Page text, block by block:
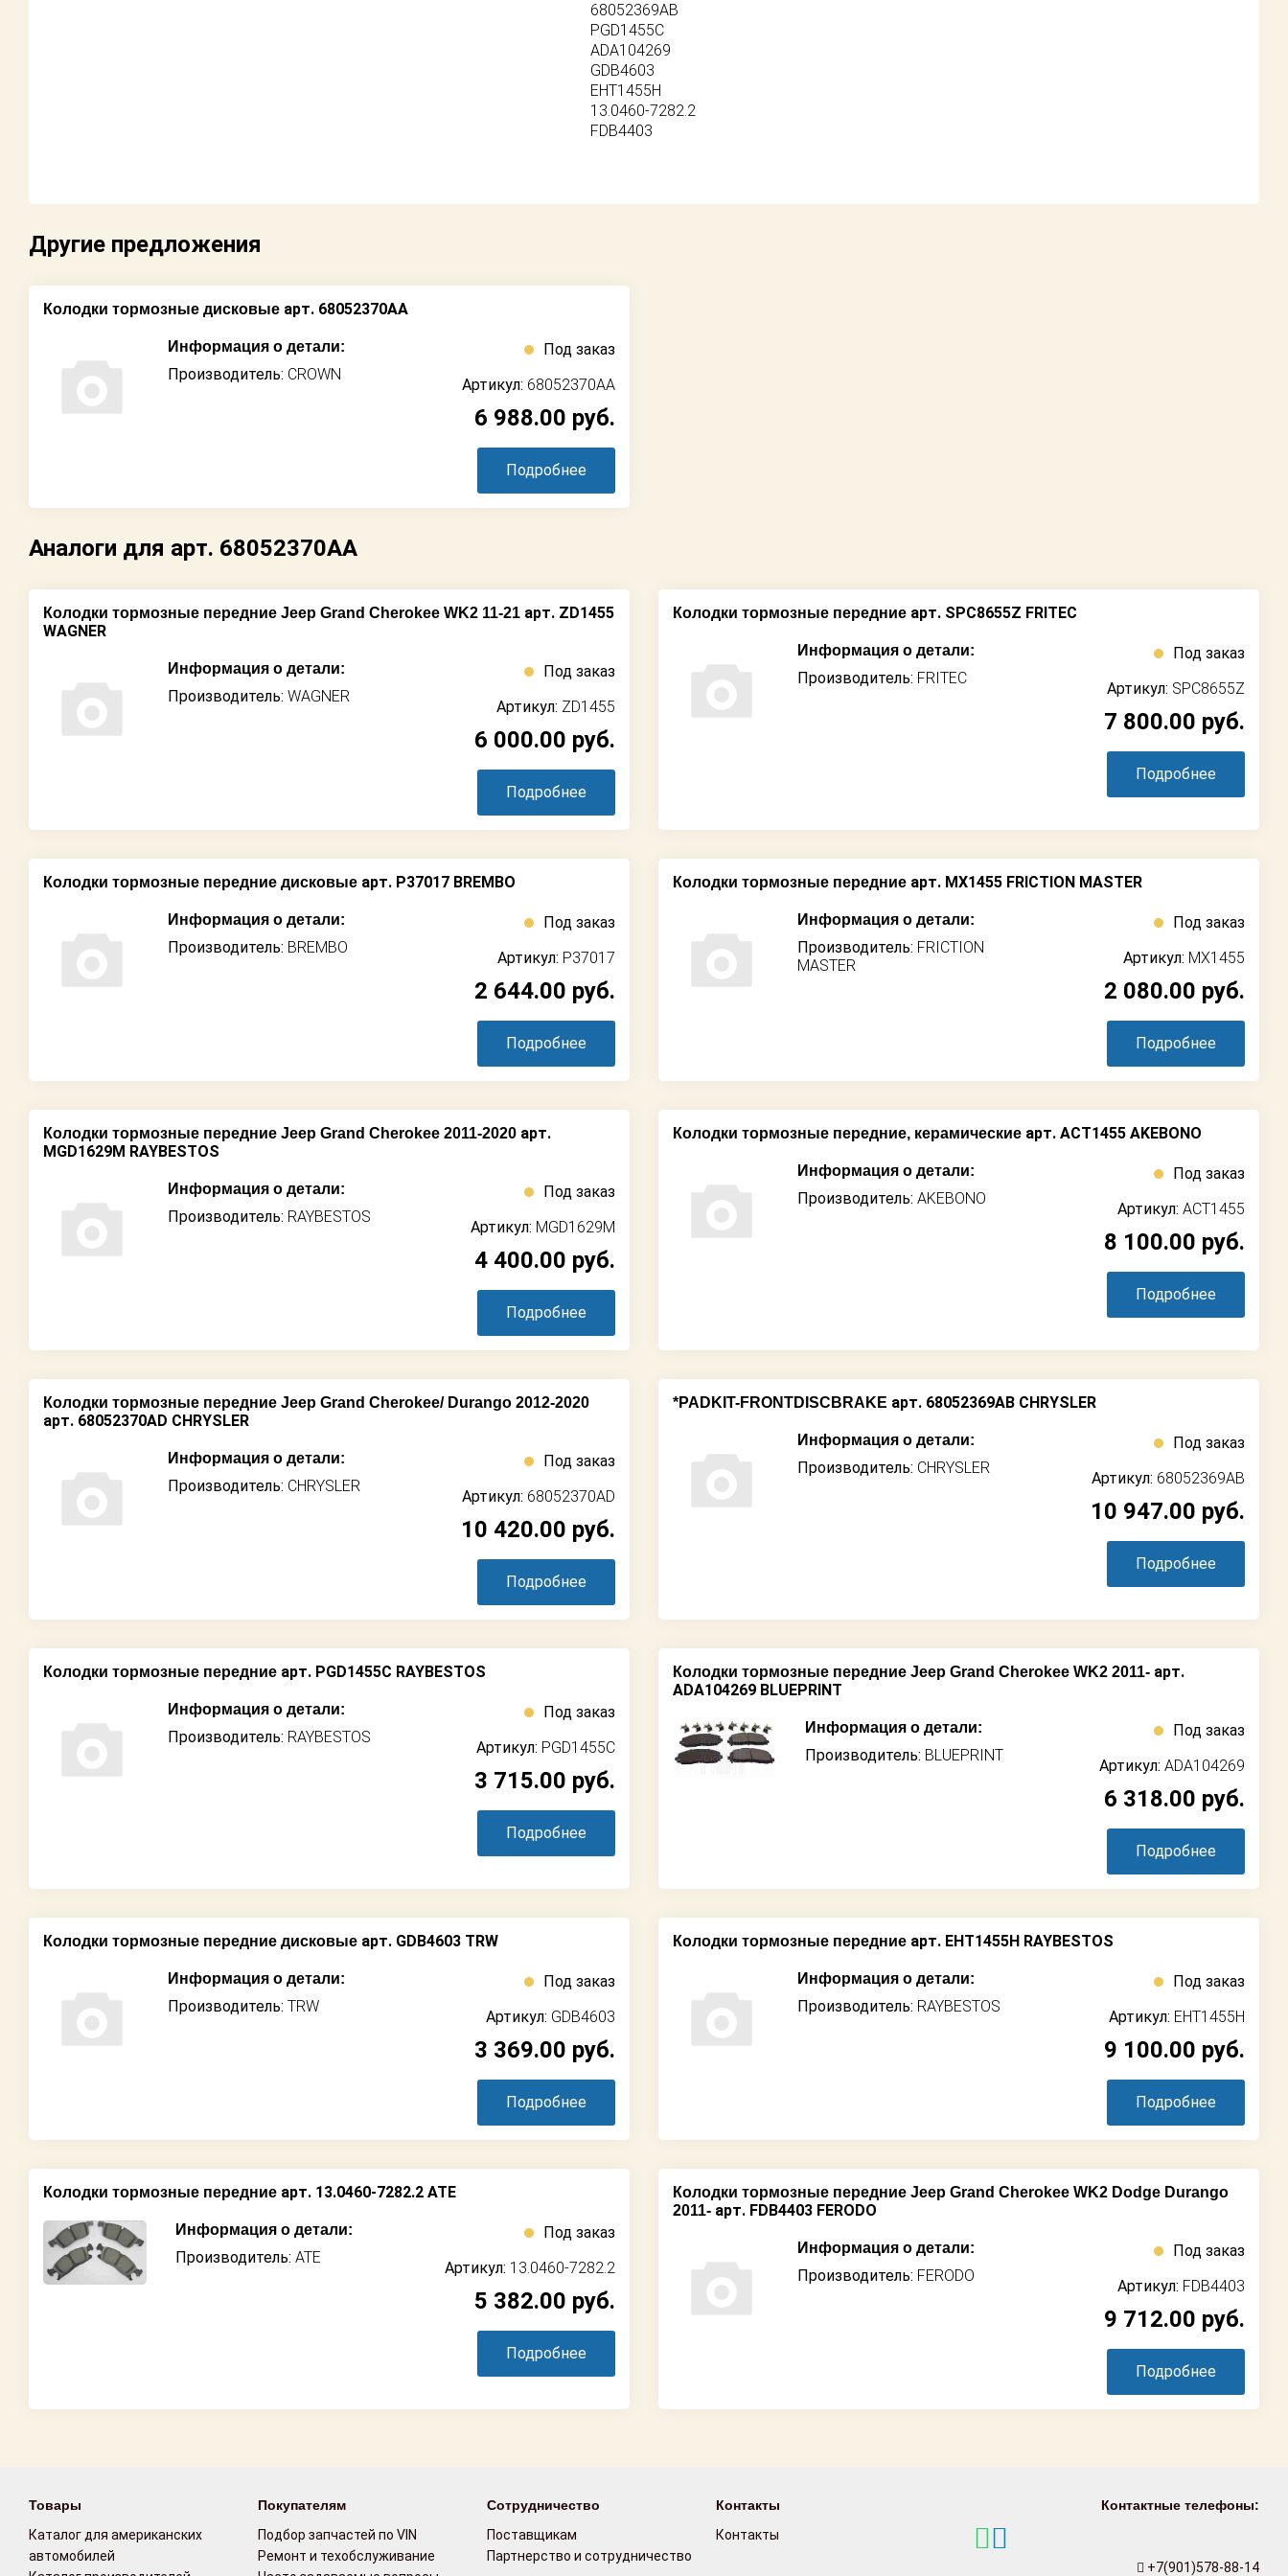
68052369AB
PGD1455C
ADA104269
GDB4603
EHT1455H
13.0460-7282.2
FDB4403
Другие предложения
Колодки тормозные дисковые арт. 68052370AA
Информация о детали:
Производитель: CROWN
Под заказ
Артикул: 68052370AA
6 988.00 руб.
Подробнее
Аналоги для арт. 68052370AA
Колодки тормозные передние Jeep Grand Cherokee WK2 11-21 арт. ZD1455
WAGNER
Информация о детали:
Производитель: WAGNER
Под заказ
Артикул: ZD1455
6 000.00 руб.
Подробнее
Колодки тормозные передние арт. SPC8655Z FRITEC
Информация о детали:
Производитель: FRITEC
Под заказ
Артикул: SPC8655Z
7 800.00 руб.
Подробнее
Колодки тормозные передние дисковые арт. P37017 BREMBO
Информация о детали:
Производитель: BREMBO
Под заказ
Артикул: P37017
2 644.00 руб.
Подробнее
Колодки тормозные передние арт. MX1455 FRICTION MASTER
Информация о детали:
Производитель: FRICTION
MASTER
Под заказ
Артикул: MX1455
2 080.00 руб.
Подробнее
Колодки тормозные передние Jeep Grand Cherokee 2011-2020 арт.
MGD1629M RAYBESTOS
Информация о детали:
Производитель: RAYBESTOS
Под заказ
Артикул: MGD1629M
4 400.00 руб.
Подробнее
Колодки тормозные передние, керамические арт. ACT1455 AKEBONO
Информация о детали:
Производитель: AKEBONO
Под заказ
Артикул: ACT1455
8 100.00 руб.
Подробнее
Колодки тормозные передние Jeep Grand Cherokee/ Durango 2012-2020
арт. 68052370AD CHRYSLER
Информация о детали:
Производитель: CHRYSLER
Под заказ
Артикул: 68052370AD
10 420.00 руб.
Подробнее
*PADKIT-FRONTDISCBRAKE арт. 68052369AB CHRYSLER
Информация о детали:
Производитель: CHRYSLER
Под заказ
Артикул: 68052369AB
10 947.00 руб.
Подробнее
Колодки тормозные передние арт. PGD1455C RAYBESTOS
Информация о детали:
Производитель: RAYBESTOS
Под заказ
Артикул: PGD1455C
3 715.00 руб.
Подробнее
Колодки тормозные передние Jeep Grand Cherokee WK2 2011- арт.
ADA104269 BLUEPRINT
Информация о детали:
Производитель: BLUEPRINT
Под заказ
Артикул: ADA104269
6 318.00 руб.
Подробнее
Колодки тормозные передние дисковые арт. GDB4603 TRW
Информация о детали:
Производитель: TRW
Под заказ
Артикул: GDB4603
3 369.00 руб.
Подробнее
Колодки тормозные передние арт. EHT1455H RAYBESTOS
Информация о детали:
Производитель: RAYBESTOS
Под заказ
Артикул: EHT1455H
9 100.00 руб.
Подробнее
Колодки тормозные передние арт. 13.0460-7282.2 ATE
Информация о детали:
Производитель: ATE
Под заказ
Артикул: 13.0460-7282.2
5 382.00 руб.
Подробнее
Колодки тормозные передние Jeep Grand Cherokee WK2 Dodge Durango
2011- арт. FDB4403 FERODO
Информация о детали:
Производитель: FERODO
Под заказ
Артикул: FDB4403
9 712.00 руб.
Подробнее
Товары
Каталог для американских
автомобилей
Покупателям
Подбор запчастей по VIN
Ремонт и техобслуживание
Сотрудничество
Поставщикам
Партнерство и сотрудничество
Контакты
Контакты
Контактные телефоны:
+7(901)578-88-14